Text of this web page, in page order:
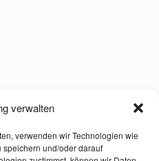
verwalten
verwenden wir Technologien wie
und/oder darauf